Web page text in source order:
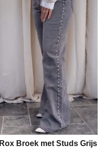
XS S M
Rox Broek met Studs Grijs